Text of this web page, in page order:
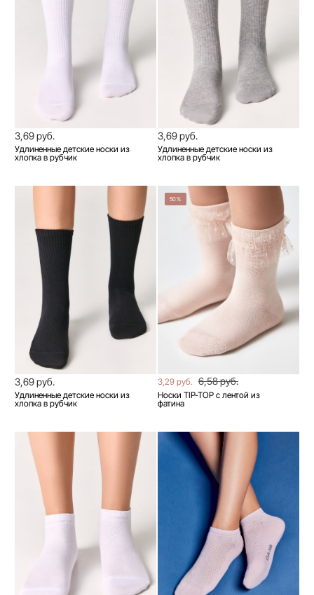
3,69 руб.
Удлиненные детские носки из
хлопка в рубчик
3,69 руб.
Удлиненные детские носки из
хлопка в рубчик
3,69 руб.
Удлиненные детские носки из
хлопка в рубчик
50%
3,29 руб. 6,58 руб.
Носки TIP-TOP с лентой из
фатина